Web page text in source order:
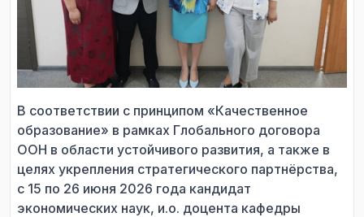
В соответствии с принципом «Качественное
образование» в рамках Глобального договора
ООН в области устойчивого развития, а также в
целях укрепления стратегического партнёрства,
с 15 по 26 июня 2026 года кандидат
экономических наук, и.о. доцента кафедры